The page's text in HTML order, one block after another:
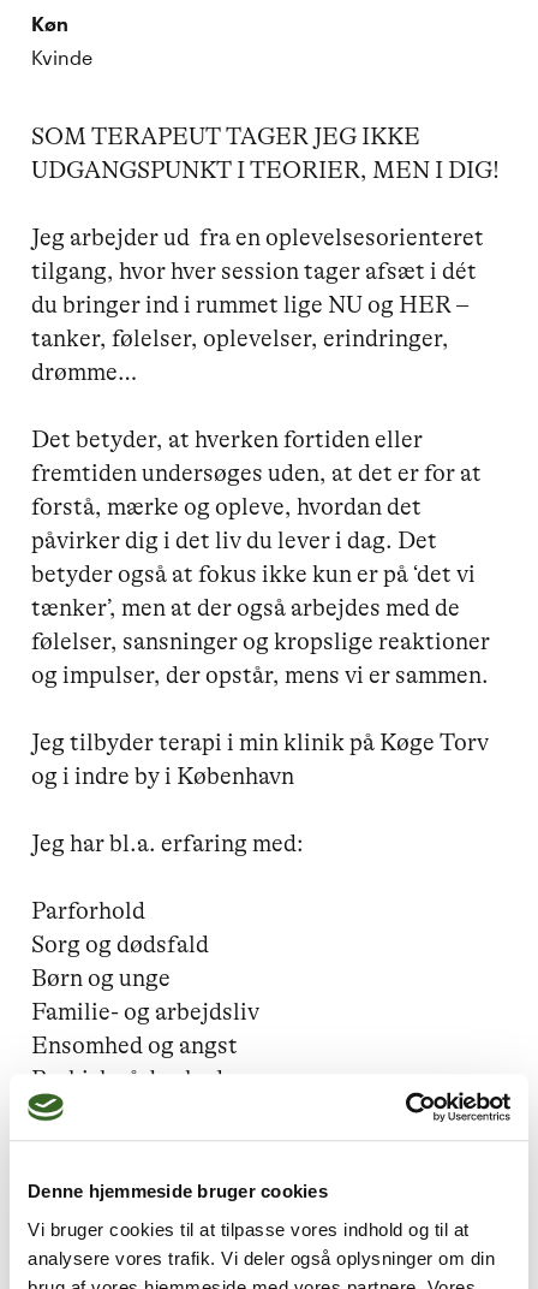
Denne hjemmeside bruger cookies
Vi bruger cookies til at tilpasse vores indhold og til at
analysere vores trafik. Vi deler også oplysninger om din
Køn
Kvinde
SOM TERAPEUT TAGER JEG IKKE
UDGANGSPUNKT I TEORIER, MEN I DIG!
Jeg arbejder ud  fra en oplevelsesorienteret
tilgang, hvor hver session tager afsæt i dét
du bringer ind i rummet lige NU og HER –
tanker, følelser, oplevelser, erindringer,
drømme…
Det betyder, at hverken fortiden eller
fremtiden undersøges uden, at det er for at
forstå, mærke og opleve, hvordan det
påvirker dig i det liv du lever i dag. Det
betyder også at fokus ikke kun er på ‘det vi
tænker’, men at der også arbejdes med de
følelser, sansninger og kropslige reaktioner
og impulser, der opstår, mens vi er sammen.
Jeg tilbyder terapi i min klinik på Køge Torv
og i indre by i København
Jeg har bl.a. erfaring med:
Parforhold
Sorg og dødsfald
Børn og unge
Familie- og arbejdsliv
Ensomhed og angst
Psykisk sårbarhed
Udbrændthed og depression
Handicap og sygdom
Uddannet psykoterapeut fra Københavns
Gestalt Institut (4-årig uddannelse)